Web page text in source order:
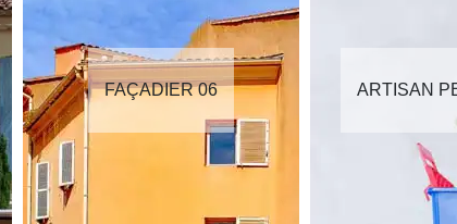
FAÇADIER 06 ARTISAN